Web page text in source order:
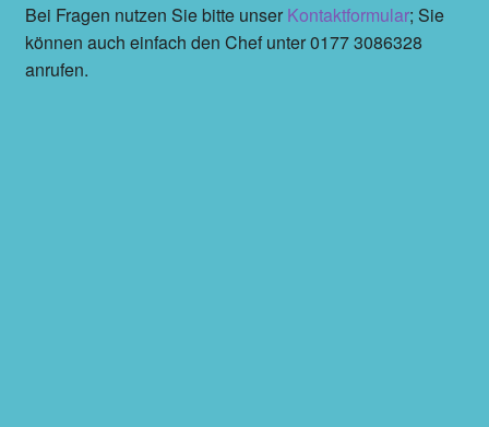
Bei Fragen nutzen Sie bitte unser Kontaktformular; Sie
können auch einfach den Chef unter 0177 3086328
anrufen.